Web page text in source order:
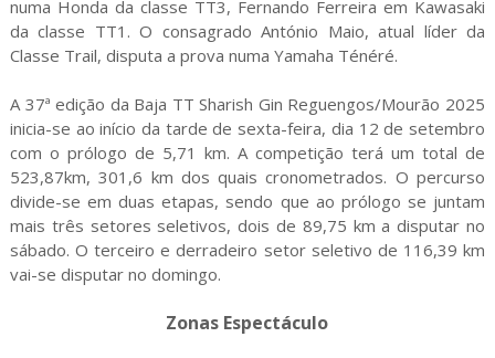
numa Honda da classe TT3, Fernando Ferreira em Kawasaki
da classe TT1. O consagrado António Maio, atual líder da
Classe Trail, disputa a prova numa Yamaha Ténéré.
A 37ª edição da Baja TT Sharish Gin Reguengos/Mourão 2025
inicia-se ao início da tarde de sexta-feira, dia 12 de setembro
com o prólogo de 5,71 km. A competição terá um total de
523,87km, 301,6 km dos quais cronometrados. O percurso
divide-se em duas etapas, sendo que ao prólogo se juntam
mais três setores seletivos, dois de 89,75 km a disputar no
sábado. O terceiro e derradeiro setor seletivo de 116,39 km
vai-se disputar no domingo.
Zonas Espectáculo